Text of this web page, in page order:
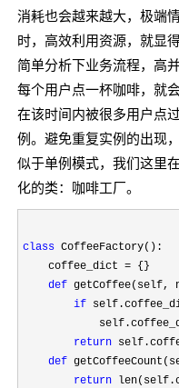
消耗也会越来越大，极端
时，高效利用资源，就显
简单分析下业务流程，高
每个用户点一杯咖啡，就
在该时间内被很多用户点
例。避免重复实例的出现
似于单例模式，我们这里
化的类：咖啡工厂。
class CoffeeFactory():
    coffee_dict
= {}
def getCoffee(self,
if
return
def
return